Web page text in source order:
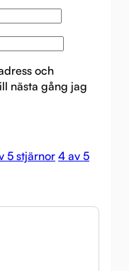
och
nästa gång jag
5 stjärnor 4 av 5